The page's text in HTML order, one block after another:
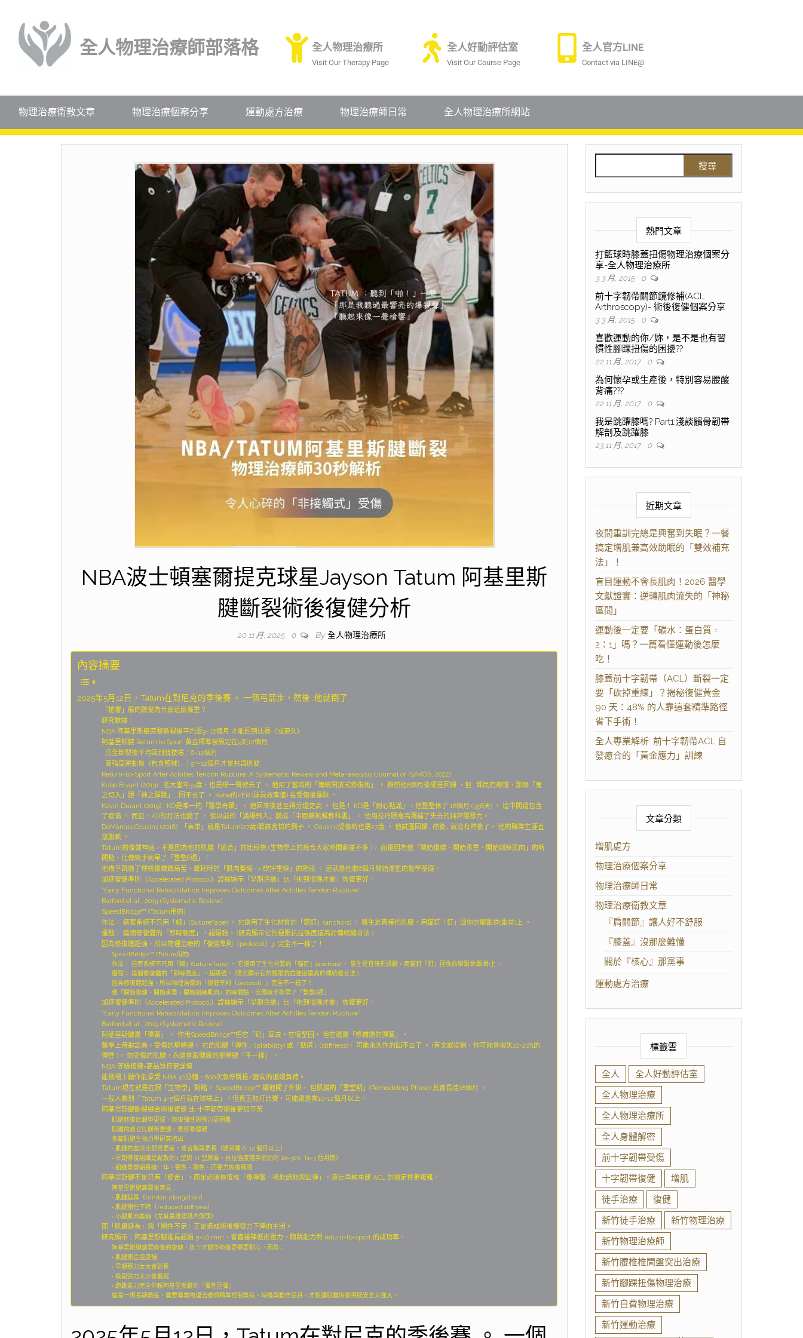
全人物理治療師部落格 全人物理治療所
Visit Our Therapy Page
全人好動評估室
Visit Our Course Page
全人官方LINE
Contact via LINE@
物理治療衛教文章 物理治療個案分享 運動處方治療 物理治療師日常 全人物理治療所網站
NBA波士頓塞爾提克球星Jayson Tatum 阿基里斯
腱斷裂術後復健分析
20 11 月, 2025 0 By 全人物理治療所
內容摘要
2025年5月12日，Tatum在對尼克的季後賽 。 一個弓箭步，然後…他就倒了
「槍響」般的聽覺為什麼這麼嚴重？
研究數據：
NBA 阿基里斯腱完整斷裂後平均要9~12個月 才能回到比賽（或更久）
阿基里斯腱 Return to Sport 黃金標準被設定在9到12個月
完全斷裂後平均回到競技場：6~12個月
高強度運動員（包含籃球）：9～12個月才是共識區間
Return-to-Sport After Achilles Tendon Rupture: A Systematic Review and Meta-analysis (Journal of ISAKOS, 2022)
Kobe Bryant (2013): 老大當年34歲，也是啪一聲就去了 。 他用了當時的「傳統開放式修復術」 。 雖然他8個月後硬是回歸 ，但… 鄉民們都懂，那個「鬼
之切入」跟「神之彈跳」… 回不去了 。 Kobe的PER (球員效率值) 在受傷後暴跌 。
Kevin Durant (2019): KD是唯一的「醫學奇蹟」。 他回來後甚至得分還更高 。 但是！ KD是「耐心點滿」，他整整休了 18個月 (556天) 。 這中間還包含
了疫情 。 而且，KD的打法也變了 。 從以前的「滿場飛人」變成「中距離無解教科書」 。 他用技巧跟身高彌補了失去的純粹爆發力。
DeMarcus Cousins (2018): 「表弟」就是Tatum(27歲)最該害怕的例子 。 Cousins受傷時也是27歲 。 他試圖回歸… 然後… 就沒有然後了。 他的職業生涯直
接脫軌 。
Tatum的復健神速，不是因為他的肌腱「癒合」的比較快 (生物學上的癒合大家時間都差不多 )。 而是因為他「開始復健、開始承重、開始訓練肌肉」的時
間點，比傳統手術早了「整整6週」！
他幾乎跳過了傳統復健最痛苦、最耗時的「肌肉萎縮 -> 砍掉重練」的階段 。 這就是他能6個月開始灌籃的醫學基礎。
加速復健準則（Accelerated Protocol）證據顯示「早期活動」比「拖到很晚才動」恢復更好！
“Early Functional Rehabilitation Improves Outcomes After Achilles Tendon Rupture”
Barford et al., 2019 (Systematic Review)
SpeedBridge™ (Tatum用的)
作法： 這套系統不只用「線」(SutureTape) 。 它還用了生化材質的「錨釘」(anchors) 。 醫生是直接把肌腱，用錨釘「釘」回你的腳跟骨(跟骨)上 。
優點： 這個修復體的「即時強度」，超級強。 (研究顯示它的極限抗拉強度遠高於傳統縫合法 )
因為修復體超強，所以物理治療的「復健準則（protocol）」完全不一樣了！
SpeedBridge™ (Tatum用的)
作法： 這套系統不只用「線」(SutureTape) 。 它還用了生化材質的「錨釘」(anchors) 。 醫生是直接把肌腱，用錨釘「釘」回你的腳跟骨(跟骨)上 。
優點： 這個修復體的「即時強度」，超級強。 (研究顯示它的極限抗拉強度遠高於傳統縫合法 )
因為修復體超強，所以物理治療的「復健準則（protocol）」完全不一樣了！
他「開始復健、開始承重、開始訓練肌肉」的時間點，比傳統手術早了「整整6週」
加速復健準則（Accelerated Protocol）證據顯示「早期活動」比「拖到很晚才動」恢復更好！
“Early Functional Rehabilitation Improves Outcomes After Achilles Tendon Rupture”
Barford et al., 2019 (Systematic Review)
阿基里斯腱是「彈簧」 。 你用SpeedBridge™把它「釘」回去，它很堅固， 但它還是「修補過的彈簧」。
醫學上普遍認為，受傷的那條腿， 它的肌腱「彈性」(pliability) 或「勁道」(stiffness)， 可能永久性的回不去了 。 (有文獻提過，你可能會損失10-20%的
彈性 )。 你受傷的肌腱，永遠會跟健康的那條腿「不一樣」 。
NBA 等級復健=高品質但更謹慎
能做場上動作能承受 NBA 40分鐘、800次急停跳投/變向的循環負荷。
Tatum現在就是在跟「生物學」對賭。 SpeedBridge™ 讓他開了外掛， 但肌腱的「重塑期」(Remodeling Phase) 其實長達18個月 。
一般人看到「Tatum 4-5個月就在球場上」，但真正能打比賽，可能還是需10-12個月以上。
阿基里斯腱斷裂縫合術後復健 比 十字韌帶術後更加辛苦
肌腱修復比韌帶更慢，恢復彈性與張力更困難
肌腱的癒合比韌帶更慢、更容易僵硬
多篇肌腱生物力學研究指出：
• 肌腱的血流比韌帶更差，癒合階段更長（通常需 6–12 個月以上）
• 早期修復組織是鬆散的 I 型與 III 型膠原，抗拉強度僅手術前的 20–30%（1–3 個月期）
• 組織重塑期長達一年，彈性、剛性、回彈力恢復極慢
阿基里斯腱不是只有「癒合」，而是必須恢復成「像彈簧一樣能儲能與回彈」。這比單純重建 ACL 的穩定性更複雜。
阿基里斯腱斷裂後常見：
• 肌腱延長（tendon elongation）
• 肌腱剛性下降（reduced stiffness）
• 小腿肌肉萎縮（尤其是腓腸肌內側頭）
而「肌腱延長」與「剛性不足」正是造成術後爆發力下降的主因。
研究顯示：阿基里斯腱延長超過 5–10 mm，會直接降低推蹬力、跑跳能力與 return-to-sport 的成功率。
阿基里斯腱斷裂術後的復健，比十字韌帶術後更需要耐心，因為：
• 肌腱癒合速度慢
• 早期張力太大會延長
• 晚期張力太小會萎縮
• 跑跳能力完全仰賴阿基里斯腱的「彈性回彈」
這是一場長期戰役，需要專業物理治療師精準控制負荷、時機與動作品質，才能讓肌腱恢復得既安全又強大。
熱門文章
打籃球時膝蓋扭傷物理治療個案分
享-全人物理治療所
3 3 月, 2015 0
前十字韌帶關節鏡修補(ACL
Arthroscopy)- 術後復健個案分享
3 3 月, 2015 0
喜歡運動的你/妳，是不是也有習
慣性腳踝扭傷的困擾??
22 11 月, 2017 0
為何懷孕或生產後，特別容易腰酸
背痛???
22 11 月, 2017 0
我是跳躍膝嗎? Part1:淺談髕骨韌帶
解剖及跳躍膝
23 11 月, 2017 0
近期文章
夜間重訓完總是興奮到失眠？一餐
搞定增肌兼高效助眠的「雙效補充
法」！
盲目運動不會長肌肉！2026 醫學
文獻證實：逆轉肌肉流失的「神秘
區間」
運動後一定要「碳水：蛋白質 =
2：1」嗎？一篇看懂運動後怎麼
吃！
膝蓋前十字韌帶（ACL）斷裂一定
要「砍掉重練」？揭秘復健黃金
90 天：48% 的人靠這套精準路徑
省下手術！
全人專業解析: 前十字韌帶ACL 自
發癒合的「黃金應力」訓練
文章分類
增肌處方
物理治療個案分享
物理治療師日常
物理治療衛教文章
『肩關節』讓人好不舒服
『膝蓋』沒那麼難懂
關於『核心』那黨事
運動處方治療
標籤雲
全人
全人好動評估室
全人物理治療
全人物理治療所
全人身體解密
前十字韌帶受傷
十字韌帶復健
增肌
徒手治療
復健
新竹徒手治療
新竹物理治療
新竹物理治療師
新竹腰椎椎間盤突出治療
新竹腳踝扭傷物理治療
新竹自費物理治療
新竹運動治療